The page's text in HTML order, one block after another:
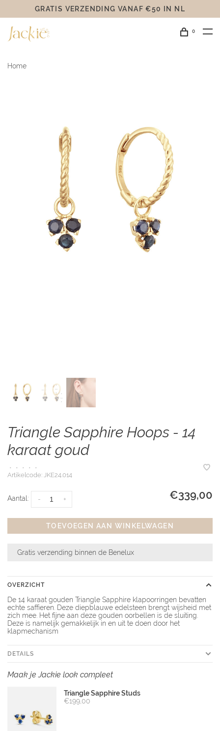
GRATIS VERZENDING VANAF €50 IN NL
0
Home
Triangle Sapphire Hoops - 14
karaat goud
• • • •
•
Artikelcode: JKE24.014
Aantal: +
- €339,00
TOEVOEGEN AAN WINKELWAGEN
Gratis verzending binnen de Benelux
OVERZICHT
De 14 karaat gouden Triangle Sapphire klapoorringen bevatten
echte saffieren. Deze diepblauwe edelsteen brengt wijsheid met
zich mee. Het fijne aan deze gouden oorbellen is de sluiting.
Deze is namelijk gemakkelijk in en uit te doen door het
klapmechanism
DETAILS
Maak je Jackie look compleet
Triangle Sapphire Studs
€199,00